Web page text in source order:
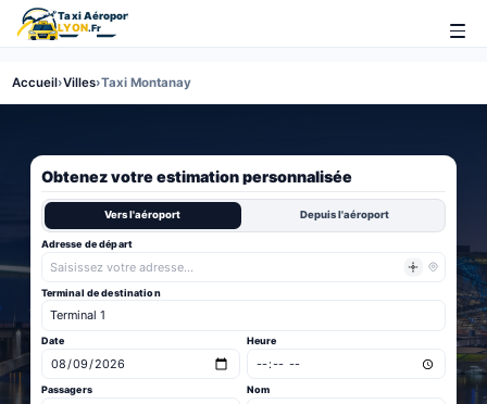
Accueil›Villes›Taxi Montanay
Obtenez votre estimation personnalisée
Vers l'aéroport Depuis l'aéroport
Adresse de départ
Terminal de destination
Date Heure
Passagers Nom